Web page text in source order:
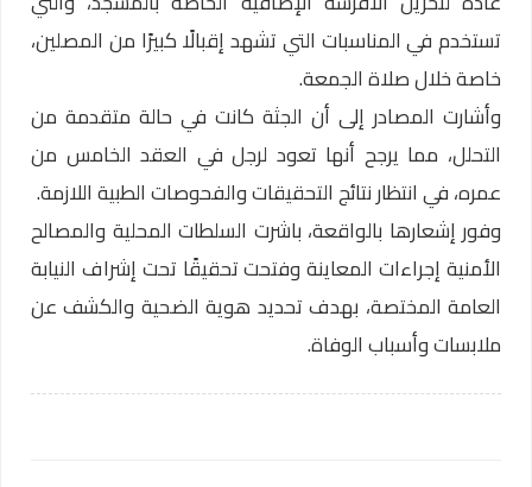
تستخدم في المناسبات التي تشهد إقبالًا كبيرًا من المصلين،
خاصة خلال صلاة الجمعة.
وأشارت المصادر إلى أن الجثة كانت في حالة متقدمة من
التحلل، مما يرجح أنها تعود لرجل في العقد الخامس من
عمره، في انتظار نتائج التحقيقات والفحوصات الطبية اللازمة.
وفور إشعارها بالواقعة، باشرت السلطات المحلية والمصالح
الأمنية إجراءات المعاينة وفتحت تحقيقًا تحت إشراف النيابة
العامة المختصة، بهدف تحديد هوية الضحية والكشف عن
ملابسات وأسباب الوفاة.